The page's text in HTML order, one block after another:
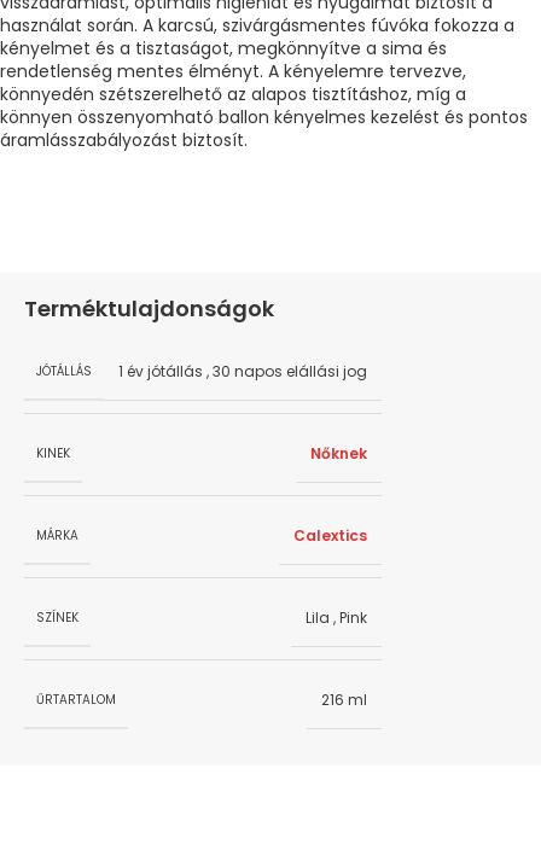
használat során. A karcsú, szivárgásmentes fúvóka fokozza a
kényelmet és a tisztaságot, megkönnyítve a sima és
rendetlenség mentes élményt. A kényelemre tervezve,
könnyedén szétszerelhető az alapos tisztításhoz, míg a
könnyen összenyomható ballon kényelmes kezelést és pontos
áramlásszabályozást biztosít.
Terméktulajdonságok
JÓTÁLLÁS 1 év jótállás ,30 napos elállási jog
KINEK Nőknek
MÁRKA Calextics
SZÍNEK Lila ,Pink
ŰRTARTALOM 216 ml